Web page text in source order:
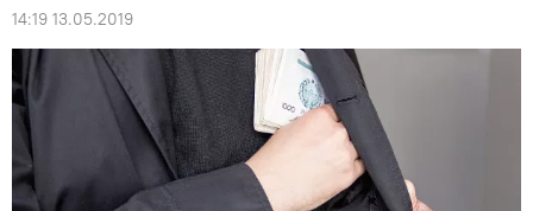
14:19 13.05.2019